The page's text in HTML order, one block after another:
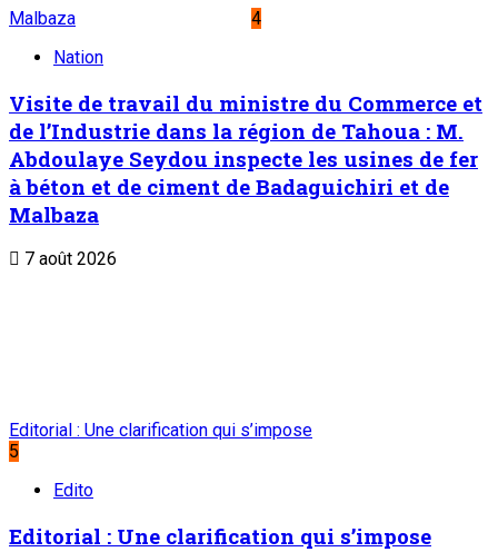
Malbaza
4
Nation
Visite de travail du ministre du Commerce et
de l’Industrie dans la région de Tahoua : M.
Abdoulaye Seydou inspecte les usines de fer
à béton et de ciment de Badaguichiri et de
Malbaza
7 août 2026
Editorial : Une clarification qui s’impose
5
Edito
Editorial : Une clarification qui s’impose